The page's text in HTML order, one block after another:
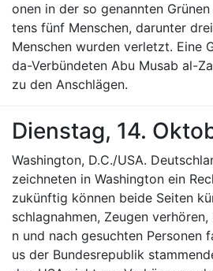
onen in der so genannten
tens fünf Menschen, darunter
Menschen wurden verletzt. Eine
da-Verbündeten Abu Musab al-
zu den Anschlägen.
Dienstag, 14.
Washington, D.C./USA.
zeichneten in Washington ein
zukünftig können beide Seiten
schlagnahmen, Zeugen
n und nach gesuchten Personen
us der Bundesrepublik